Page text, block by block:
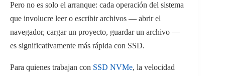
Pero no es solo el arranque: cada operación del sistema
que involucre leer o escribir archivos — abrir el
navegador, cargar un proyecto, guardar un archivo —
es significativamente más rápida con SSD.
Para quienes trabajan con SSD NVMe, la velocidad